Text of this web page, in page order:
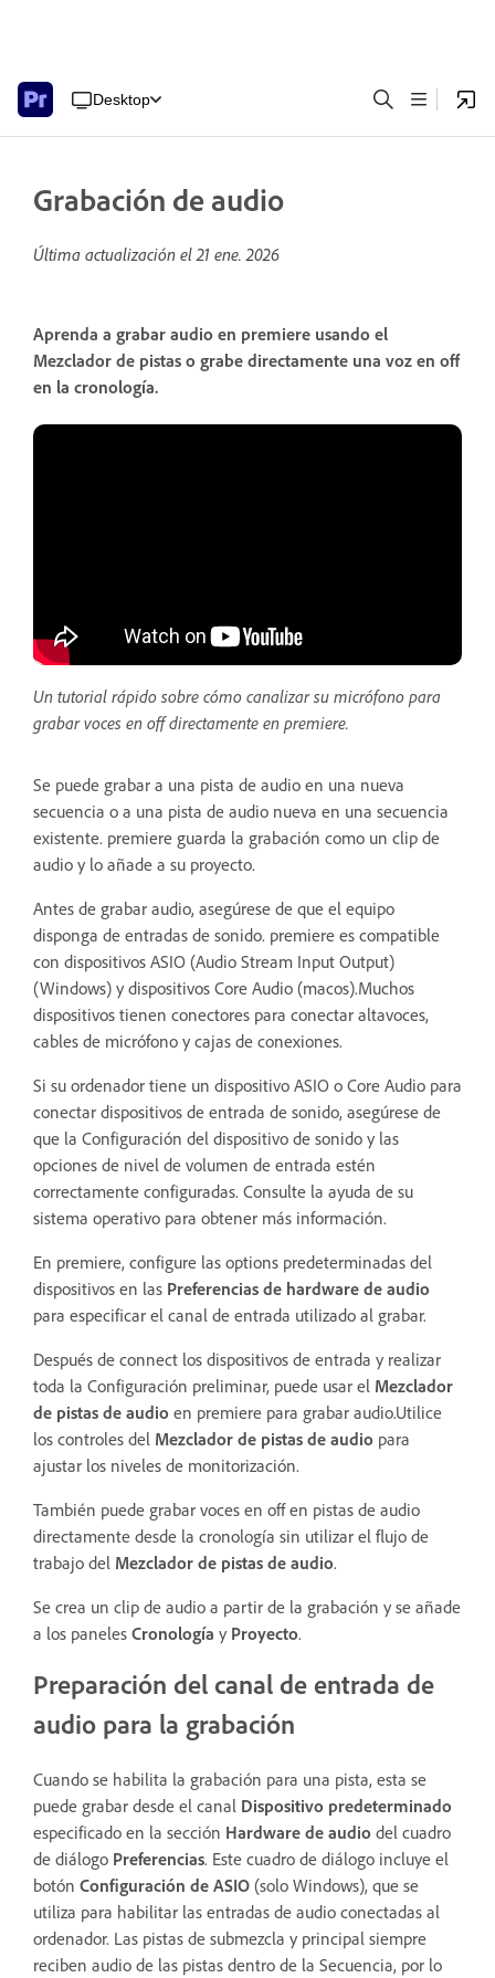
Desktop
Grabación de audio
Última actualización el21 ene. 2026
Aprenda a grabar audio en premiere usando el
Mezclador de pistas o grabe directamente una voz en off
en la cronología.
Un tutorial rápido sobre cómo canalizar su micrófono para
grabar voces en off directamente en premiere.
Se puede grabar a una pista de audio en una nueva
secuencia o a una pista de audio nueva en una secuencia
existente. premiere guarda la grabación como un clip de
audio y lo añade a su proyecto.
Antes de grabar audio, asegúrese de que el equipo
disponga de entradas de sonido. premiere es compatible
con dispositivos ASIO (Audio Stream Input Output)
(Windows) y dispositivos Core Audio (macos).Muchos
dispositivos tienen conectores para conectar altavoces,
cables de micrófono y cajas de conexiones.
Si su ordenador tiene un dispositivo ASIO o Core Audio para
conectar dispositivos de entrada de sonido, asegúrese de
que la Configuración del dispositivo de sonido y las
opciones de nivel de volumen de entrada estén
correctamente configuradas. Consulte la ayuda de su
sistema operativo para obtener más información.
En premiere, configure las options predeterminadas del
dispositivos en las Preferencias de hardware de audio
para especificar el canal de entrada utilizado al grabar.
Después de connect los dispositivos de entrada y realizar
toda la Configuración preliminar, puede usar el Mezclador
de pistas de audio en premiere para grabar audio.Utilice
los controles del Mezclador de pistas de audio para
ajustar los niveles de monitorización.
También puede grabar voces en off en pistas de audio
directamente desde la cronología sin utilizar el flujo de
trabajo del Mezclador de pistas de audio.
Se crea un clip de audio a partir de la grabación y se añade
a los paneles Cronología y Proyecto.
Preparación del canal de entrada de
audio para la grabación
Cuando se habilita la grabación para una pista, esta se
puede grabar desde el canal Dispositivo predeterminado
especificado en la sección Hardware de audio del cuadro
de diálogo Preferencias. Este cuadro de diálogo incluye el
botón Configuración de ASIO (solo Windows), que se
utiliza para habilitar las entradas de audio conectadas al
ordenador. Las pistas de submezcla y principal siempre
reciben audio de las pistas dentro de la Secuencia, por lo